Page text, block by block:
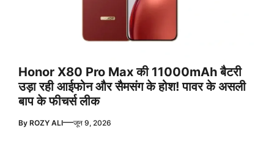
Honor X80 Pro Max की 11000mAh बैटरी
उड़ा रही आईफोन और सैमसंग के होश! पावर के असली
बाप के फीचर्स लीक
By ROZY ALI—जून 9, 2026